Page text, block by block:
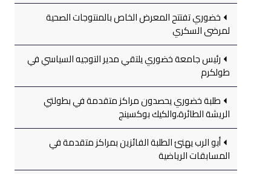
خضوري تفتتح المعرض الخاص بالمنتوجات الصحية
لمرضى السكري
رئيس جامعة خضوري يلتقي مدير التوجيه السياسي في
طولكرم
طلبة خضوري يحصدون مراكز متقدمة في بطولتي
الريشة الطائرة،والكيك بوكسينج
أبو الرب يهنئ الطلبة الفائزين بمراكز متقدمة في
المسابقات الرياضية